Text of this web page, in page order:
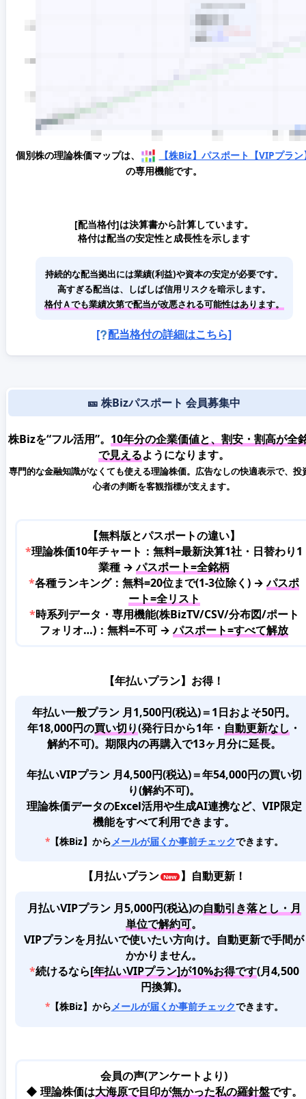
個別株の理論株価マップは、
【株Biz】パスポート【VIPプラン
の専用機能です。
[配当格付]は決算書から計算しています。
格付は配当の安定性と成長性を示します
持続的な配当拠出には業績(利益)や資本の安定が必要です。
高すぎる配当は、しばしば信用リスクを暗示します。
格付Ａでも業績次第で配当が改悪される可能性はあります。
[ 配当格付の詳細はこちら]
🎫 株Bizパスポート 会員募集中
株Bizを“フル活用”。 10年分の企業価値と、割安・割高が全
で見えるようになります。
専門的な金融知識がなくても使える理論株価。広告なしの快適表示で、投
心者の判断を客観指標が支えます。
【無料版とパスポートの違い】
*理論株価10年チャート：無料=最新決算1社・日替わり1
業種 →パスポート=全銘柄
*各種ランキング：無料=20位まで(1-3位除く) →パスポ
ート=全リスト
*時系列データ・専用機能(株BizTV/CSV/分布図/ポート
フォリオ…)：無料=不可 →パスポート=すべて解放
【年払いプラン】お得！
年払い一般プラン 月1,500円(税込)＝1日およそ50円。
年18,000円の買い切り(発行日から1年・ 自動更新なし ・
解約不可)。期限内の再購入で13ヶ月分に延長。
年払いVIPプラン 月4,500円(税込)＝年54,000円の買い切
り(解約不可)。
理論株価データのExcel活用や生成AI連携など、VIP限定
機能をすべて利用できます。
*【株Biz】からメールが届くか事前チェックできます。
【月払いプラン 】自動更新！
月払いVIPプラン 月5,000円(税込)の自動引き落とし・月
単位で解約可。
VIPプランを月払いで使いたい方向け。自動更新で手間が
かかりません。
*続けるなら[年払いVIPプラン]が10%お得です(月4,500
円換算)。
*【株Biz】から メールが届くか事前チェックできます。
会員の声(アンケートより)
◆ 理論株価は大海原で目印が無かった私の羅針盤です。